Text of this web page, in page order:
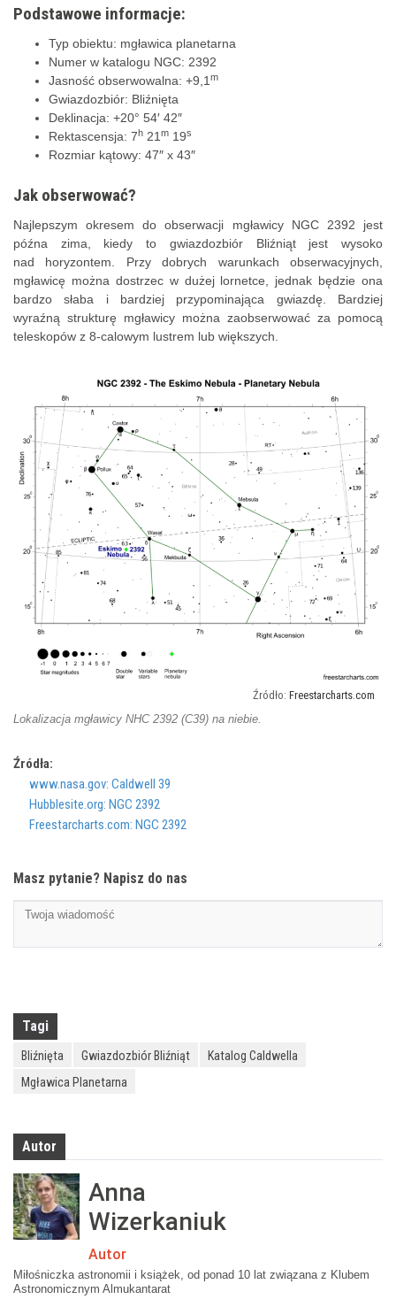
Podstawowe informacje:
Typ obiektu: mgławica planetarna
Numer w katalogu NGC: 2392
Jasność obserwowalna: +9,1 m
Gwiazdozbiór: Bliźnięta
Deklinacja: +20° 54′ 42″
Rektascensja: 7h 21 m 19s
Rozmiar kątowy: 47″ x 43″
Jak obserwować?
Najlepszym okresem do obserwacji mgławicy NGC 2392 jest
późna zima, kiedy to gwiazdozbiór Bliźniąt jest wysoko
nad horyzontem. Przy dobrych warunkach obserwacyjnych,
mgławicę można dostrzec w dużej lornetce, jednak będzie ona
bardzo słaba i bardziej przypominająca gwiazdę. Bardziej
wyraźną strukturę mgławicy można zaobserwować za pomocą
teleskopów z 8-calowym lustrem lub większych.
Freestarcharts.com
Lokalizacja mgławicy NHC 2392 (C39) na niebie.
Źródła:
www.nasa.gov: Caldwell 39
Hubblesite.org: NGC 2392
Freestarcharts.com: NGC 2392
Masz pytanie? Napisz do nas
Tagi
Bliźnięta Gwiazdozbiór Bliźniąt
Katalog Caldwella
Mgławica Planetarna
Autor
Anna
Wizerkaniuk
Autor
Miłośniczka astronomii i książek, od ponad 10 lat związana z Klubem
Astronomicznym Almukantarat